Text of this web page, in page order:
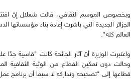
وبخصوص الموسم الثقافي، قالت شعلال إنّ
الجزائر الجديدة التي باشرت إعادة بناء مؤسساتها
العالم كله".
واعتبرت الوزيرة أنّ آثار الجائحة كانت "قاسية
وحالت دون تمكين القطاع من الوثبة الثقافية
قطاعها إلى "تصحيحه وتداركه لا سيما أن برنامج